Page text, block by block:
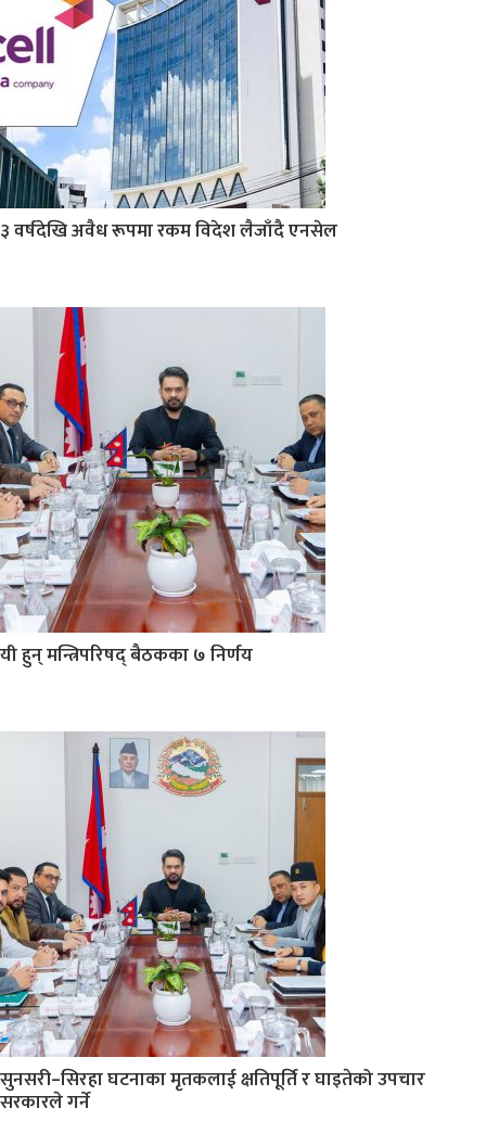
३ वर्षदेखि अवैध रूपमा रकम विदेश लैजाँदै एनसेल
यी हुन् मन्त्रिपरिषद् बैठकका ७ निर्णय
सुनसरी–सिरहा घटनाका मृतकलाई क्षतिपूर्ति र घाइतेको उपचार
सरकारले गर्ने